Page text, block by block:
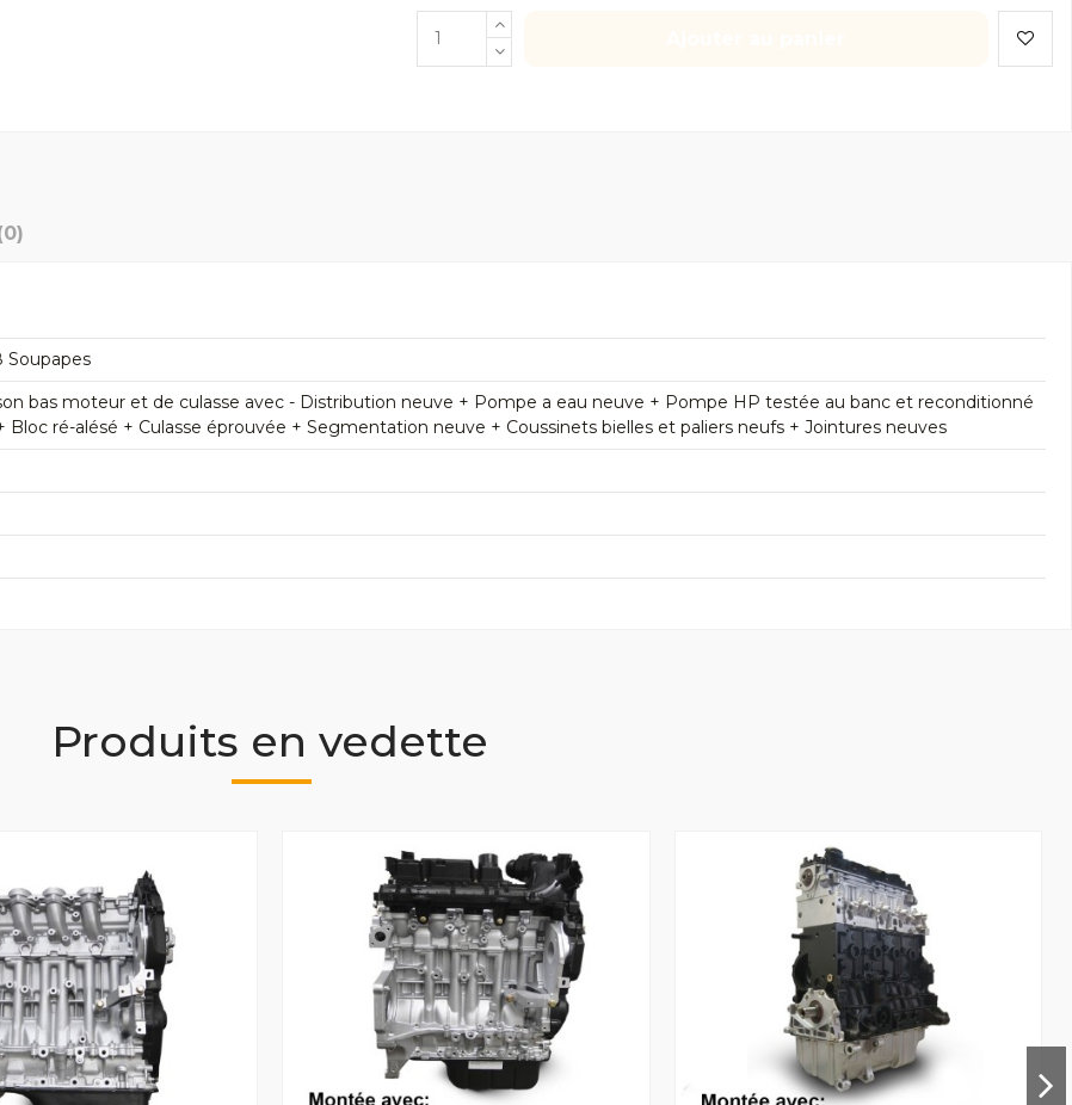
Soupapes
bas moteur et de culasse avec - Distribution neuve + Pompe a eau neuve + Pompe HP testée au banc et reconditionné
Bloc ré-alésé + Culasse éprouvée + Segmentation neuve + Coussinets bielles et paliers neufs + Jointures neuves
Produits en vedette